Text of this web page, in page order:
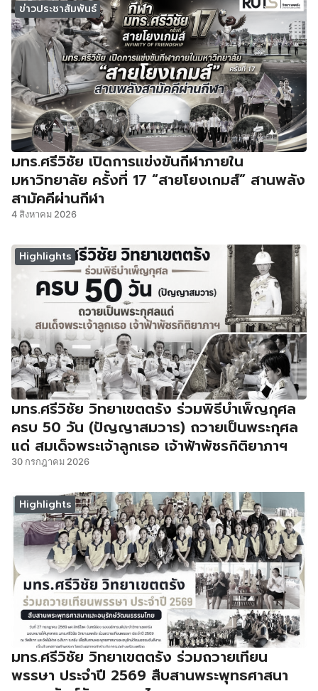
ข่าวประชาสัมพันธ์
มทร.ศรีวิชัย เปิดการแข่งขันกีฬาภายใน
มหาวิทยาลัย ครั้งที่ 17 “สายโยงเกมส์” สานพลัง
สามัคคีผ่านกีฬา
4 สิงหาคม 2026
Highlights
มทร.ศรีวิชัย วิทยาเขตตรัง ร่วมพิธีบำเพ็ญกุศล
ครบ 50 วัน (ปัญญาสมวาร) ถวายเป็นพระกุศล
แด่ สมเด็จพระเจ้าลูกเธอ เจ้าฟ้าพัชรกิติยาภาฯ
30 กรกฎาคม 2026
Highlights
มทร.ศรีวิชัย วิทยาเขตตรัง ร่วมถวายเทียน
พรรษา ประจำปี 2569 สืบสานพระพุทธศาสนา